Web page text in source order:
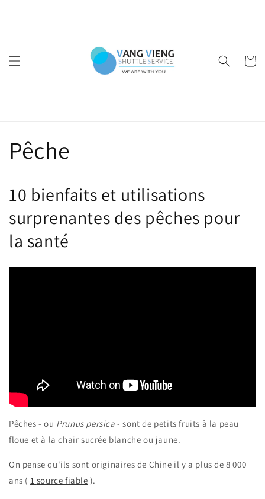
Panier
Pêche
10 bienfaits et utilisations
surprenantes des pêches pour
la santé
Pêches - ou Prunus persica - sont de petits fruits à la peau
floue et à la chair sucrée blanche ou jaune.
On pense qu'ils sont originaires de Chine il y a plus de 8 000
ans ( 1 source fiable ).